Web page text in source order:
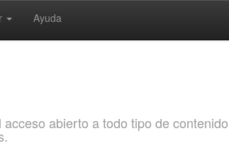
Ayuda
abierto a todo tipo de